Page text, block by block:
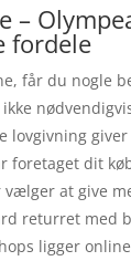
–
fordele
får du nogle
lovgivning
foretaget dit
at give
returret med
ligger